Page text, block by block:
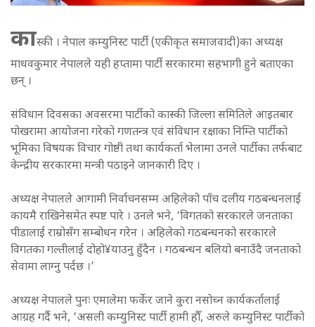
कास्की । नेपाल कम्युनिस्ट पार्टी (एकीकृत समाजवादी)का अध्यक्ष
माधवकुमार नेपालले यही हप्तामा पार्टी सरकारमा सहभागी हुने बताएका
छन् ।
संविधान दिवसका अवसरमा पार्टीको कास्की जिल्ला समितिले आइतबार
पोखरामा आयोजना गरेको गणतन्त्र एवं संविधान रक्षाका निम्ति पार्टीको
भूमिका विषयक विचार गोष्ठी तथा कार्यकर्ता भेलामा उनले पार्टीका तर्फबाट
केन्द्रीय सरकारमा मन्त्री पठाइने जानकारी दिए ।
अध्यक्ष नेपालले आगामी निर्वाचनसम्म अहिलेको पाँच दलीय गठबन्धनलाई
कायमै राखिनेसमेत स्पष्ट पारे । उनले भने, ‘विगतको सरकारले जनताका
पीडालाई राम्रोसँग सम्बोधन गरेन । अहिलेको गठबन्धनको सरकारले
विगतका गल्तीलाई दोहो¥याउनु हुँदैन । गठबन्धन बलियो बनाउँदै जनताको
सेवामा लाग्नु पर्दछ ।’
अध्यक्ष नेपालले पुनः एमालेमा फर्केर जाने कुरा नसोच्न कार्यकर्तालाई
आग्रह गर्दै भने, ‘असली कम्युनिस्ट पार्टी हामी हौँ, अरुले कम्युनिस्ट पार्टीको